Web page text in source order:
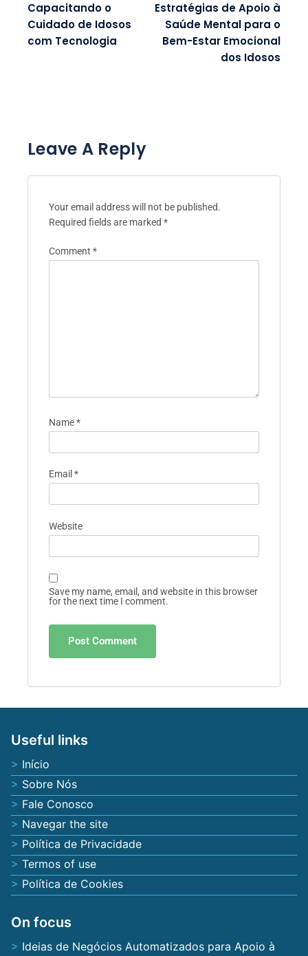
Capacitando o
Cuidado de Idosos
com Tecnologia
Estratégias de Apoio à
Saúde Mental para o
Bem-Estar Emocional
dos Idosos
Leave A Reply
Your email address will not be published.
Required fields are marked *
Comment *
Name*
Email *
Website
Save my name, email, and website in this browser
for the next time I comment.
Useful links
Início
Sobre Nós
Fale Conosco
Navegar the site
Política de Privacidade
Termos of use
Política de Cookies
On focus
Ideias de Negócios Automatizados para Apoio à